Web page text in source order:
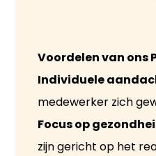
Voordelen van ons
Individuele
medewerker zich
Focus op
zijn gericht op het